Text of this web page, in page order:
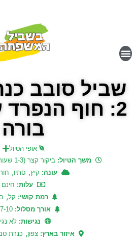
שביל סובב
2: חוף
בורה
אופי הטיול
משך הטיול:ביקור קצר (1-3 שעות)
עונה: קיץ, סתיו,
עלות: חינם
רמת קושי: קל,
אורך מסלול: 7-10 ק"מ
נגישות: לא
איזור בארץ:צפון, כנרת